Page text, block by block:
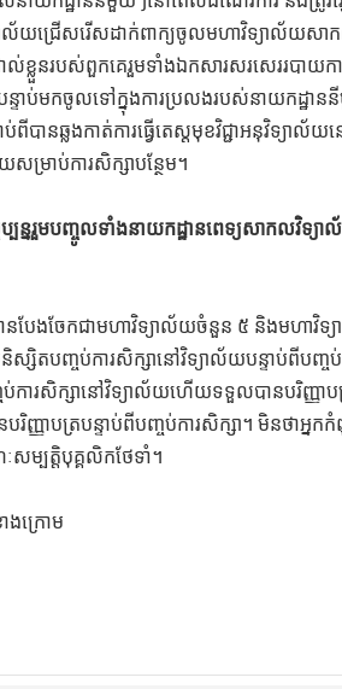
ល័យជ្រើសរើសដាក់ពាក្យចូលមហាវិទ្យាល័យសា
ល់ខ្លួនរបស់ពួកគេរួមទាំងឯកសារសរសេររបាយក
ាប់មកចូលទៅក្នុងការប្រលងរបស់នាយកដ្ឋា
ាប់ពីបានឆ្លងកាត់ការធ្វើតេស្តមុខវិជ្ជាអនុវិទ្
ម្រាប់ការសិក្សាបន្ថែម។
ប្បន្នរួមបញ្ចូលទាំងនាយកដ្ឋានពេទ្យសាកលវិ
នបែងចែកជាមហាវិទ្យាល័យចំនួន ៥ និងមហា
តបញ្ចប់ការសិក្សានៅវិទ្យាល័យបន្ទាប់ពីបញ្
ារសិក្សានៅវិទ្យាល័យហើយទទួលបានបរិញ្ញាបត្
រិញ្ញាបត្របន្ទាប់ពីបញ្ចប់ការសិក្សា។ មិនថាអ្ន
ម្បត្តិបុគ្គលិកថែទាំ។
ងក្រោម